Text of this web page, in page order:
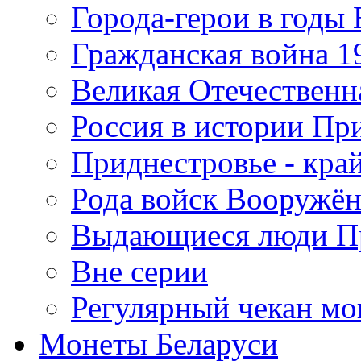
Города-герои в
Гражданская война
Великая
Россия в истории
Приднестровье -
Рода войск
Выдающиеся люди
Вне серии
Регулярный чекан
Монеты Беларуси